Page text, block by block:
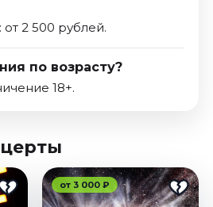
2 500 рублей.
по возрасту?
18+.
от 3 000 ₽